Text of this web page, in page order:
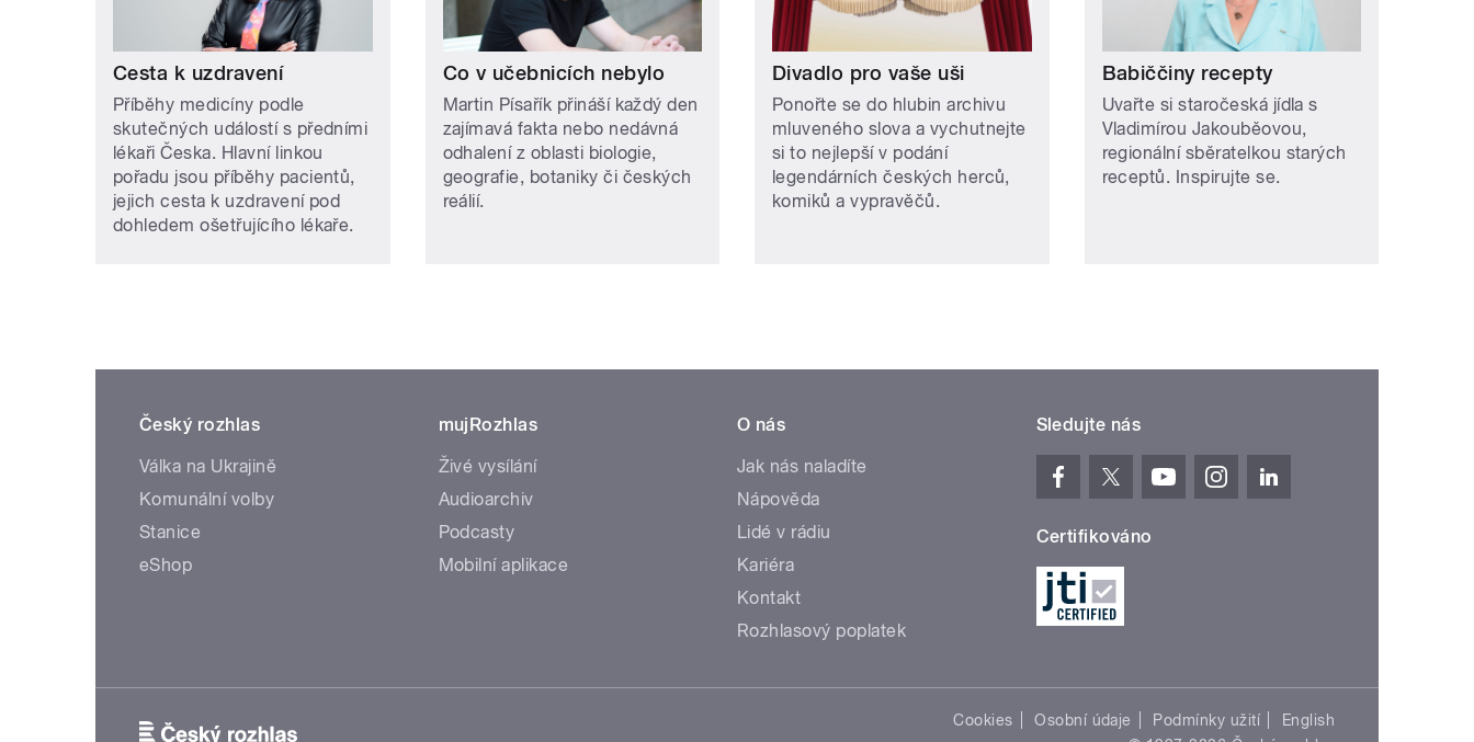
Cesta k uzdravení
Příběhy medicíny podle
skutečných událostí s předními
lékaři Česka. Hlavní linkou
pořadu jsou příběhy pacientů,
jejich cesta k uzdravení pod
dohledem ošetřujícího lékaře.
Co v učebnicích nebylo
Martin Písařík přináší každý den
zajímavá fakta nebo nedávná
odhalení z oblasti biologie,
geografie, botaniky či českých
reálií.
Divadlo pro vaše uši
Ponořte se do hlubin archivu
mluveného slova a vychutnejte
si to nejlepší v podání
legendárních českých herců,
komiků a vypravěčů.
Babiččiny recepty
Uvařte si staročeská jídla s
Vladimírou Jakouběovou,
regionální sběratelkou starých
receptů. Inspirujte se.
Český rozhlas
Válka na Ukrajině
Komunální volby
Stanice
eShop
mujRozhlas
Živé vysílání
Audioarchiv
Podcasty
Mobilní aplikace
O nás
Jak nás naladíte
Nápověda
Lidé v rádiu
Kariéra
Kontakt
Rozhlasový poplatek
Sledujte nás
Certifikováno
Cookies Osobní údaje Podmínky užití
English